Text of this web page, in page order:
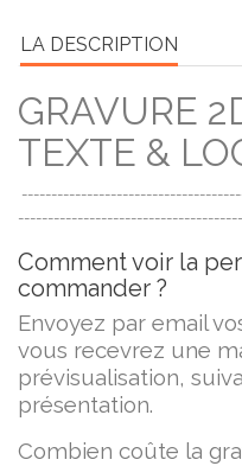
LA DESCRIPTION
GRAVURE
TEXTE &
Comment voir la
commander ?
Envoyez par email
vous recevrez une
prévisualisation,
présentation.
Combien coûte la